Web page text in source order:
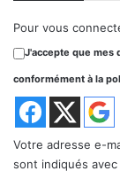
Pour vous
J'accepte que mes
conformément à la
Votre adresse e-
sont indiqués avec